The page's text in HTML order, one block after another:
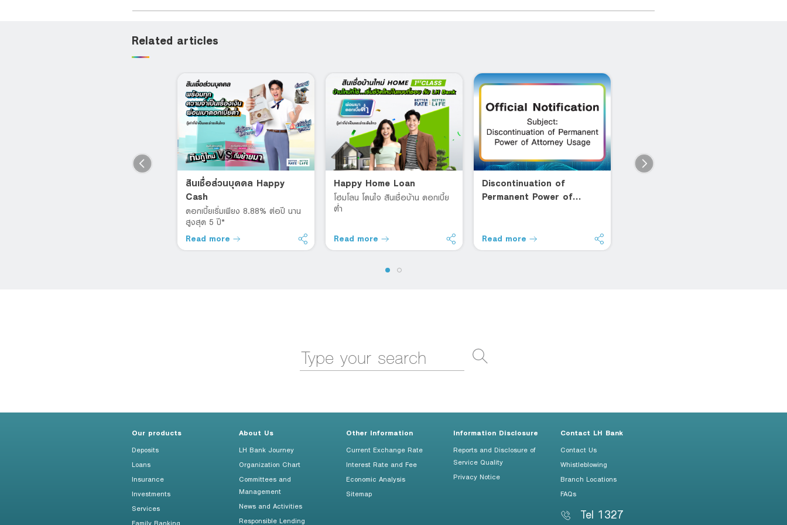
Related articles
สินเชื่อส่วนบุคคล Happy
Cash
ดอกเบี้ยเริ่มเพียง 8.88% ต่อปี นาน
สูงสุด 5 ปี*
Read more
Happy Home Loan
โฮมโลน โดนใจ สินเชื่อบ้าน ดอกเบี้ย
ต่ำ
Read more
Discontinuation of
Permanent Power of
Read more
Our products
Deposits
Loans
Insurance
Investments
Services
Family Banking
About Us
LH Bank Journey
Organization Chart
Committees and
Management
News and Activities
Responsible Lending
Other Information
Current Exchange Rate
Interest Rate and Fee
Economic Analysis
Sitemap
Information Disclosure
Reports and Disclosure of
Service Quality
Privacy Notice
Contact LH Bank
Contact Us
Whistleblowing
Branch Locations
FAQs
Tel 1327